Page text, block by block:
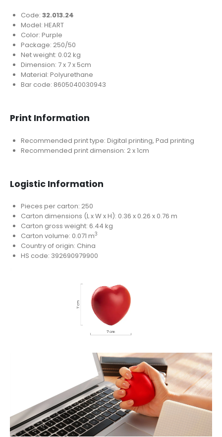
Code:32.013.24
Model: HEART
Color: Purple
Package: 250/50
Net weight: 0.02 kg
Dimension: 7 x 7 x 5cm
Material: Polyurethane
Bar code: 8605040030943
Print Information
Recommended print type: Digital printing, Pad printing
Recommended print dimension: 2 x 1cm
Logistic Information
Pieces per carton: 250
Carton dimensions (L x W x H): 0.36 x 0.26 x 0.76 m
Carton gross weight: 6.44 kg
Carton volume: 0.071 m3
Country of origin: China
HS code: 392690979900